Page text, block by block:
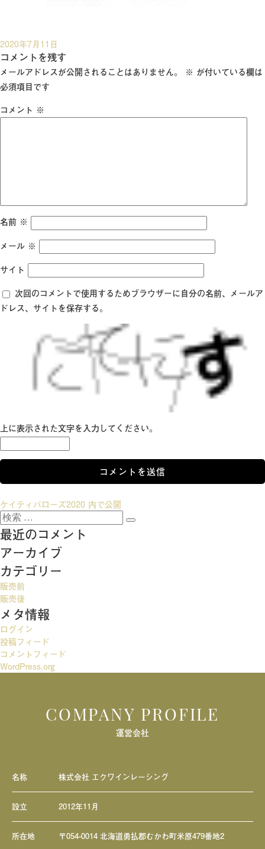
投
稿
日:
2020年7月11日
コメントを残す
メールアドレスが公開されることはありません。 ※ が付いている欄は
必須項目です
コメント ※
名前 ※
メール ※
サイト
次回のコメントで使用するためブラウザーに自分の名前、メールア
ドレス、サイトを保存する。
上に表示された文字を入力してください。
投
稿
ナ
ビ
ゲ
ー
シ
ョ
ン
ケイティバローズ2020 内で公開
検
索:
検
最近のコメント
アーカイブ
カテゴリー
販売前
販売後
メタ情報
ログイン
投稿フィード
コメントフィード
WordPress.org
COMPANY PROFILE
運営会社
名称 株式会社 エクワインレーシング
設立 2012年11月
所在地 〒054-0014 北海道勇払郡むかわ町米原479番地2